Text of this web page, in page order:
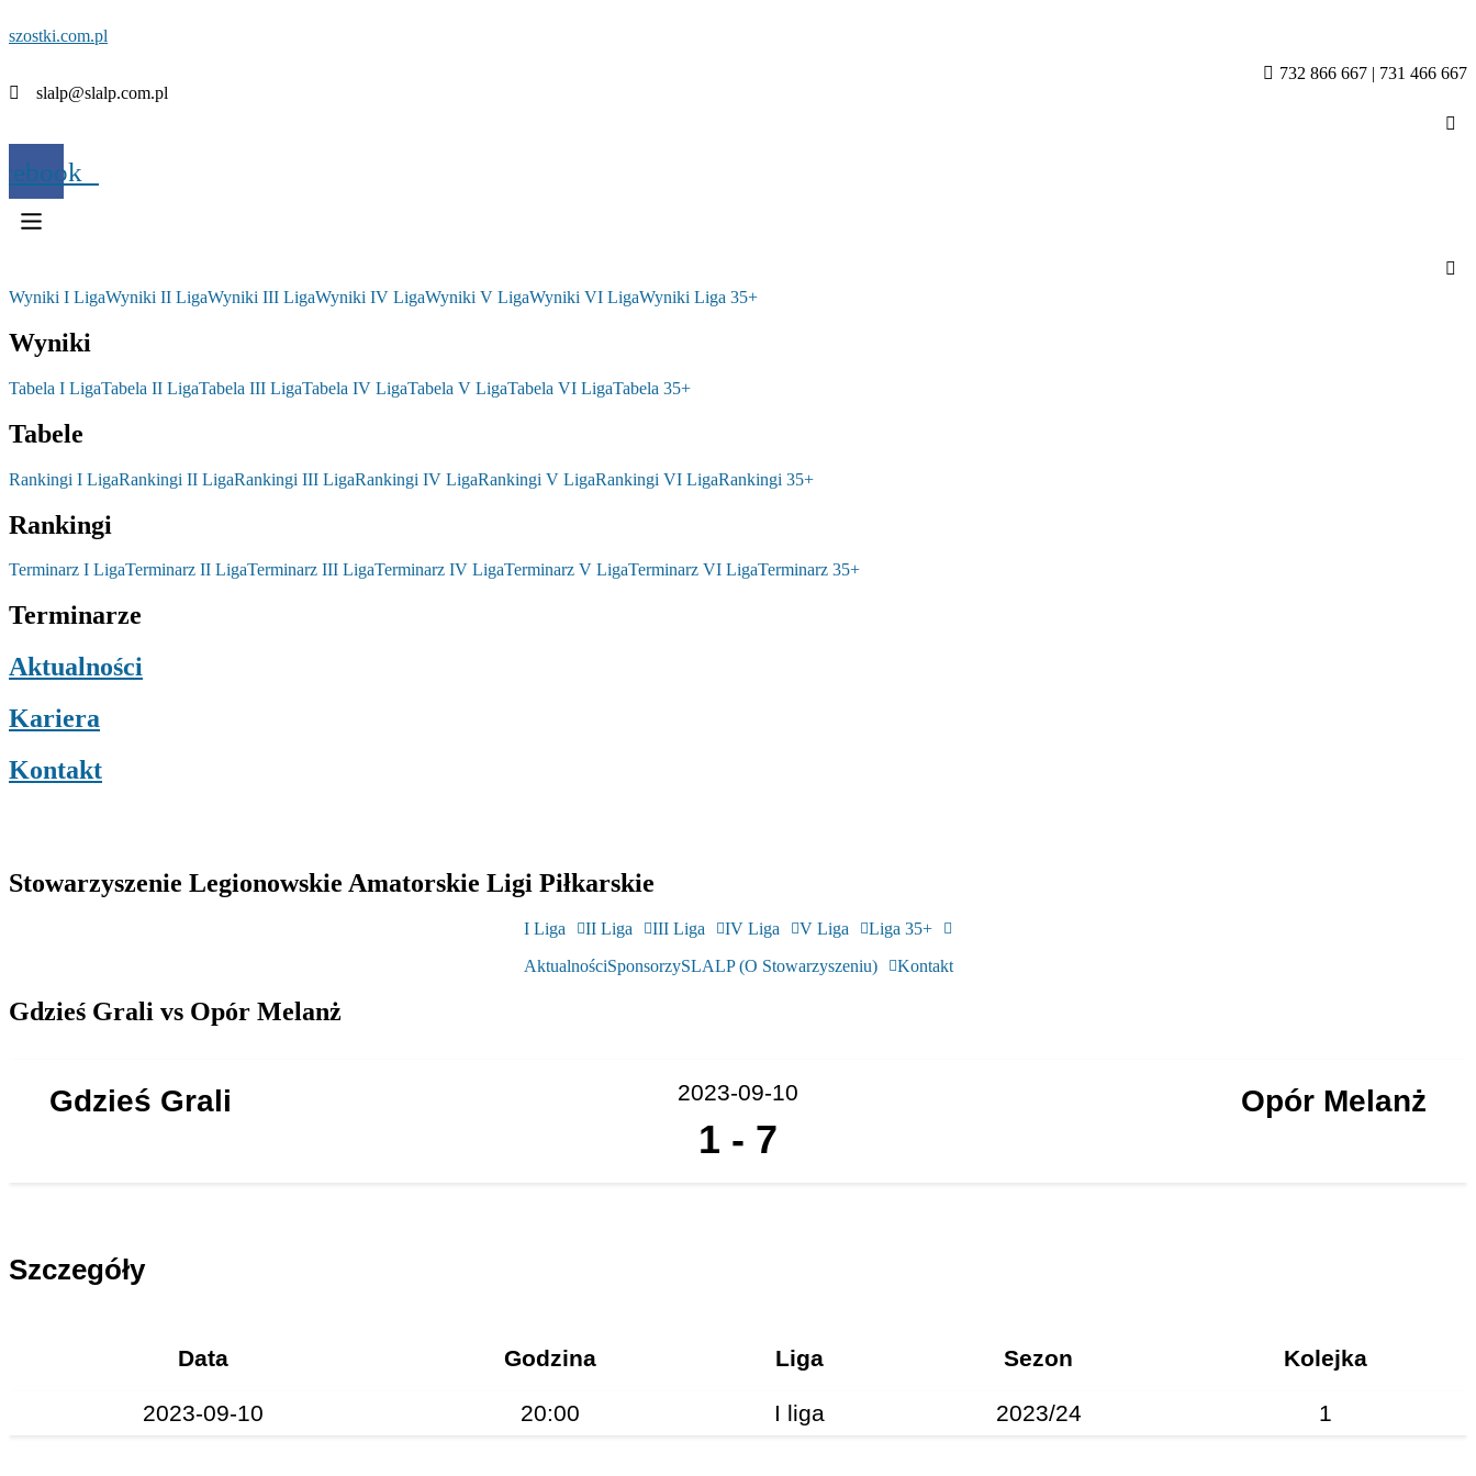
szostki.com.pl
732 866 667 | 731 466 667
slalp@slalp.com.pl
Wyniki I LigaWyniki II LigaWyniki III LigaWyniki IV LigaWyniki V LigaWyniki VI LigaWyniki Liga 35+
Wyniki
Tabela I LigaTabela II LigaTabela III LigaTabela IV LigaTabela V LigaTabela VI LigaTabela 35+
Tabele
Rankingi I LigaRankingi II LigaRankingi III LigaRankingi IV LigaRankingi V LigaRankingi VI LigaRankingi 35+
Rankingi
Terminarz I LigaTerminarz II LigaTerminarz III LigaTerminarz IV LigaTerminarz V LigaTerminarz VI LigaTerminarz 35+
Terminarze
Aktualności
Kariera
Kontakt
Stowarzyszenie Legionowskie Amatorskie Ligi Piłkarskie
I Liga II Liga III Liga IV Liga V Liga
Liga 35+
AktualnościSponsorzySLALP (O Stowarzyszeniu) Kontakt
Gdzieś Grali vs Opór Melanż
Gdzieś Grali Opór Melanż
2023-09-10
1 - 7
Szczegóły
Data Godzina Liga Sezon Kolejka
2023-09-10 20:00 I liga 2023/24 1